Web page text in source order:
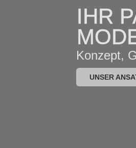
UNSER
Konzept,
IHR